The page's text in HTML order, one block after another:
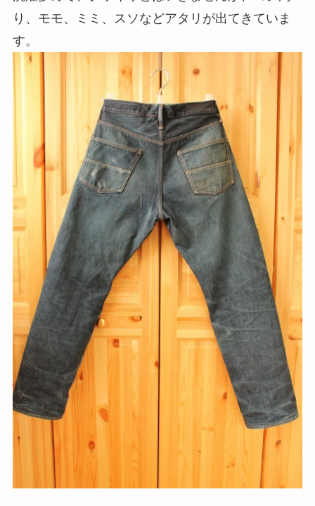
り、モモ、ミミ、スソなどアタリが出てきていま
す。